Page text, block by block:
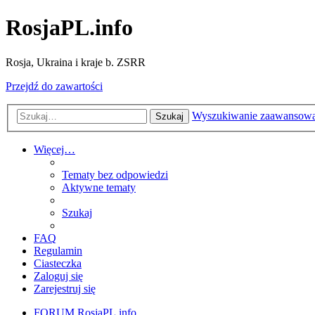
RosjaPL.info
Rosja, Ukraina i kraje b. ZSRR
Przejdź do zawartości
Szukaj Wyszukiwanie
Więcej…
Tematy bez odpowiedzi
Aktywne tematy
Szukaj
FAQ
Regulamin
Ciasteczka
Zaloguj się
Zarejestruj się